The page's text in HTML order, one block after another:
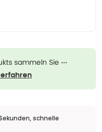
sammeln Sie ···
schnelle